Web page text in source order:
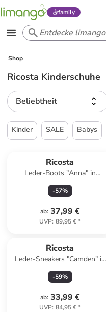
family
Shop
Ricosta Kinderschuhe
Beliebtheit
Kinder SALE Babys
Ricosta
Leder-Boots "Anna" in
Hellbraun
-57%
ab: 37,99 €
UVP: 89,95 €*
Ricosta
Leder-Sneakers "Camden" in
Lila
-59%
ab: 33,99 €
UVP: 84,95 €*